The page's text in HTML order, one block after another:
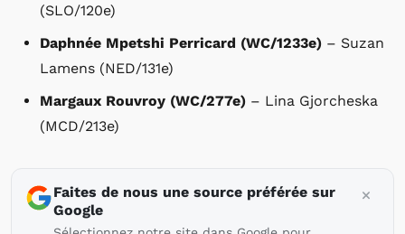
(SLO/120e)
Daphnée Mpetshi Perricard (WC/1233e) – Suzan
Lamens (NED/131e)
Margaux Rouvroy (WC/277e) – Lina Gjorcheska
(MCD/213e)
Faites de nous une source préférée sur
Google